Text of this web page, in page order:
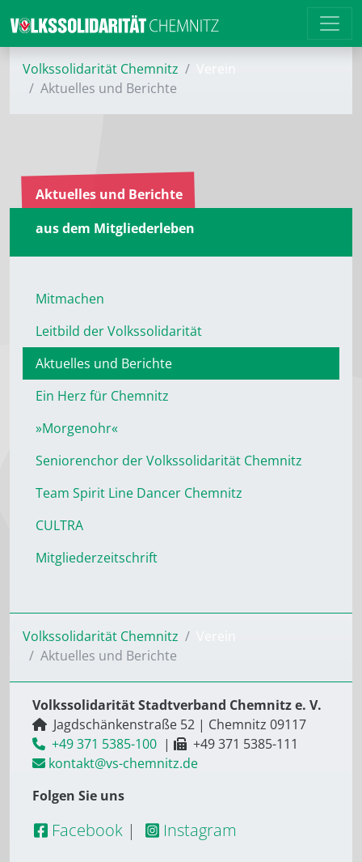
Volkssolidarität Chemnitz
Aktuelles und Berichte
Aktuelles und Berichte
aus dem Mitgliederleben
Mitmachen
Leitbild der Volkssolidarität
Aktuelles und Berichte
Ein Herz für Chemnitz
»Morgenohr«
Seniorenchor der Volkssolidarität Chemnitz
Team Spirit Line Dancer Chemnitz
CULTRA
Mitgliederzeitschrift
Volkssolidarität Chemnitz
Aktuelles und Berichte
Volkssolidarität Stadtverband Chemnitz e. V.
Jagdschänkenstraße 52 | Chemnitz 09117
+49 371 5385-100 |
+49 371 5385-111
kontakt@vs-chemnitz.de
Folgen Sie uns
Facebook | Instagram